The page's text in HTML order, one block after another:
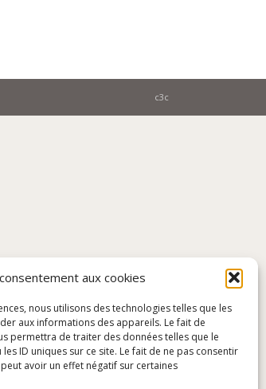
aux cookies
nous utilisons des technologies telles que les
aux informations des appareils. Le fait de
permettra de traiter des données telles que le
ID uniques sur ce site. Le fait de ne pas consentir
avoir un effet négatif sur certaines
c3c